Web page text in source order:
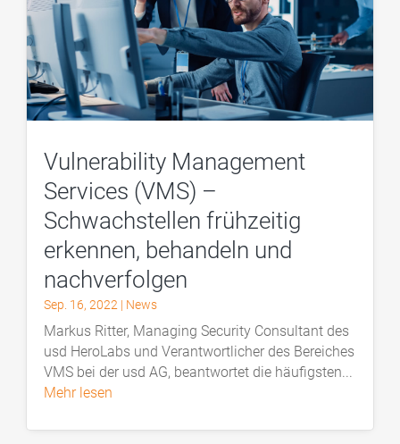
Vulnerability Management
Services (VMS) –
Schwachstellen frühzeitig
erkennen, behandeln und
nachverfolgen
Sep. 16, 2022 | News
Markus Ritter, Managing Security Consultant des
usd HeroLabs und Verantwortlicher des Bereiches
VMS bei der usd AG, beantwortet die häufigsten...
mehr lesen